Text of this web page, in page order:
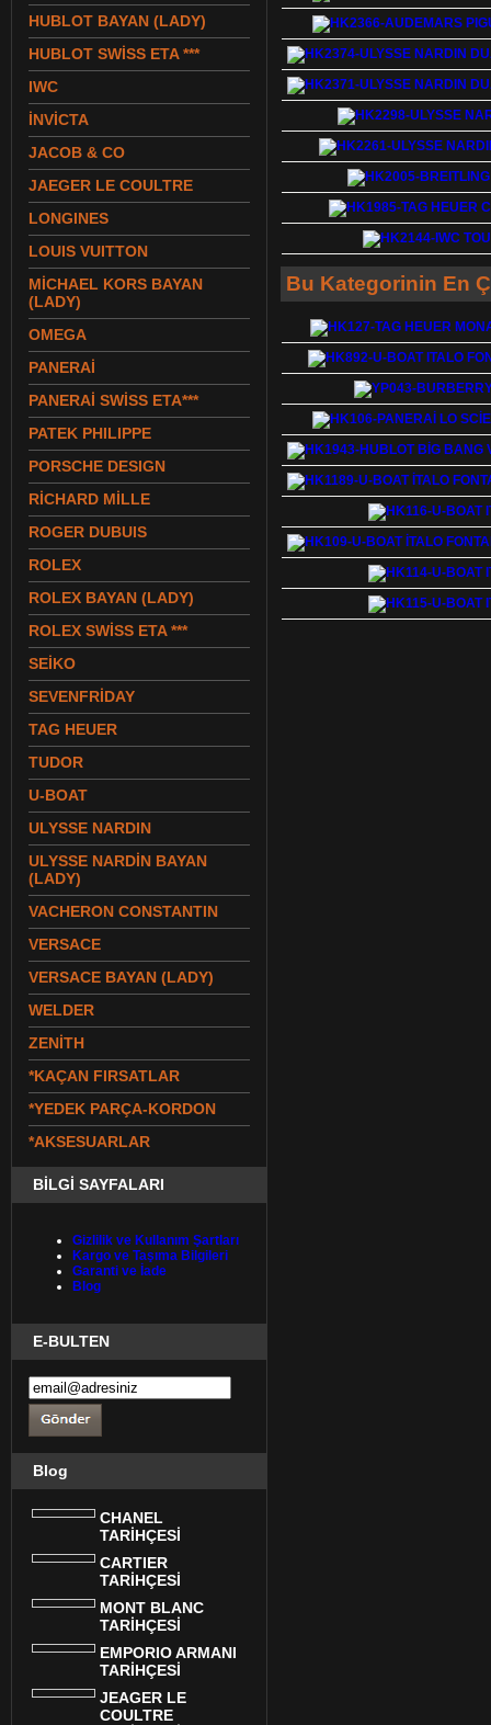
HUBLOT BAYAN (LADY)
HUBLOT SWİSS ETA ***
IWC
İNVİCTA
JACOB & CO
JAEGER LE COULTRE
LONGINES
LOUIS VUITTON
MİCHAEL KORS BAYAN
(LADY)
OMEGA
PANERAİ
PANERAİ SWİSS ETA***
PATEK PHILIPPE
PORSCHE DESIGN
RİCHARD MİLLE
ROGER DUBUIS
ROLEX
ROLEX BAYAN (LADY)
ROLEX SWİSS ETA ***
SEİKO
SEVENFRİDAY
TAG HEUER
TUDOR
U-BOAT
ULYSSE NARDIN
ULYSSE NARDİN BAYAN
(LADY)
VACHERON CONSTANTIN
VERSACE
VERSACE BAYAN (LADY)
WELDER
ZENİTH
*KAÇAN FIRSATLAR
*YEDEK PARÇA-KORDON
*AKSESUARLAR
BİLGİ SAYFALARI
Gizlilik ve Kullanım Şartları
Kargo ve Taşıma Bilgileri
Garanti ve İade
Blog
E-BULTEN
Blog
CHANEL
TARİHÇESİ
CARTIER
TARİHÇESİ
MONT BLANC
TARİHÇESİ
EMPORIO ARMANI
TARİHÇESİ
JEAGER LE
COULTRE
Bu Kategorinin En